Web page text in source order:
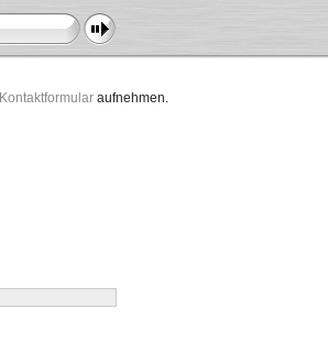
Kontaktformular aufnehmen.